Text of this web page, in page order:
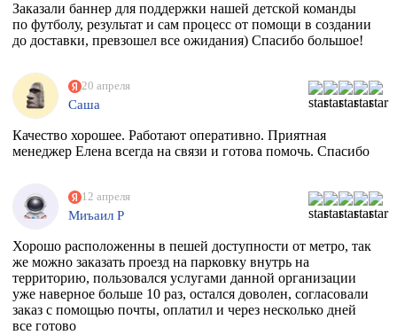
Заказали баннер для поддержки нашей детской команды
по футболу, результат и сам процесс от помощи в создании
до доставки, превзошел все ожидания) Спасибо большое!
20 апреля
Саша
Качество хорошее. Работают оперативно. Приятная
менеджер Елена всегда на связи и готова помочь. Спасибо
12 апреля
Миъаил Р
Хорошо расположенны в пешей доступности от метро, так
же можно заказать проезд на парковку внутрь на
территорию, пользовался услугами данной организации
уже наверное больше 10 раз, остался доволен, согласовали
заказ с помощью почты, оплатил и через несколько дней
все готово